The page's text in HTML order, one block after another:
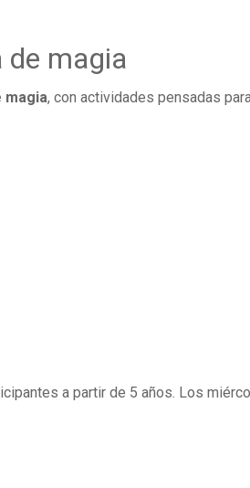
de magia
magia, con actividades pensadas
a partir de 5 años. Los